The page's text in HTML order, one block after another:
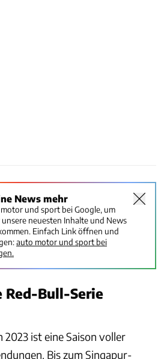
News mehr
und sport bei Google, um
neuesten Inhalte und News
Einfach Link öffnen und
auto motor und sport bei
Bull-Serie
2023 ist eine Saison voller
Bis zum Singapur-